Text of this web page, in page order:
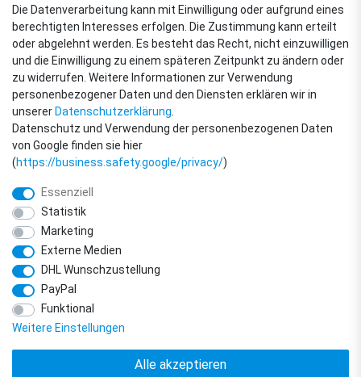
ZAHLUNGSARTEN
© Copyright 2018 - 2026 filter-direkt. Alle Rechte vorbehalten. / *Alle Preise
verstehen sich inkl. MwSt. und zzgl. Versandkosten.
Die Datenverarbeitung kann mit Einwilligung oder aufgrund eines
berechtigten Interesses erfolgen. Die Zustimmung kann erteilt
oder abgelehnt werden. Es besteht das Recht, nicht einzuwilligen
und die Einwilligung zu einem späteren Zeitpunkt zu ändern oder
zu widerrufen. Weitere Informationen zur Verwendung
personenbezogener Daten und den Diensten erklären wir in
unserer Daten­schutz­erklärung
Datenschutz und Verwendung der personenbezogenen Daten
von Google finden sie hier
(https://business.safety.google/privacy/)
Essenziell
Statistik
Marketing
Externe Medien
DHL Wunschzustellung
PayPal
Funktional
Weitere Einstellungen
Alle akzeptieren